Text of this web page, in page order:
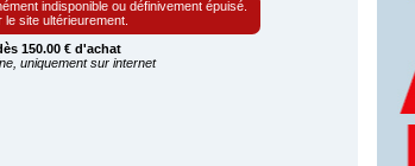
indisponible ou définivement épuisé.
le site ultérieurement.
150.00 € d'achat
uniquement sur internet